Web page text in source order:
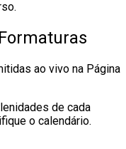
ao vivo na Página
de cada
o calendário.